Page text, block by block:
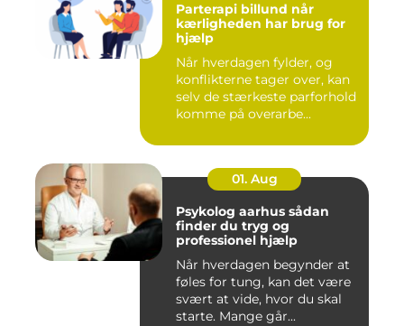
Parterapi billund når
kærligheden har brug for
hjælp
Når hverdagen fylder, og
konflikterne tager over, kan
selv de stærkeste parforhold
komme på overarbe...
01. Aug
Psykolog aarhus sådan
finder du tryg og
professionel hjælp
Når hverdagen begynder at
føles for tung, kan det være
svært at vide, hvor du skal
starte. Mange går...